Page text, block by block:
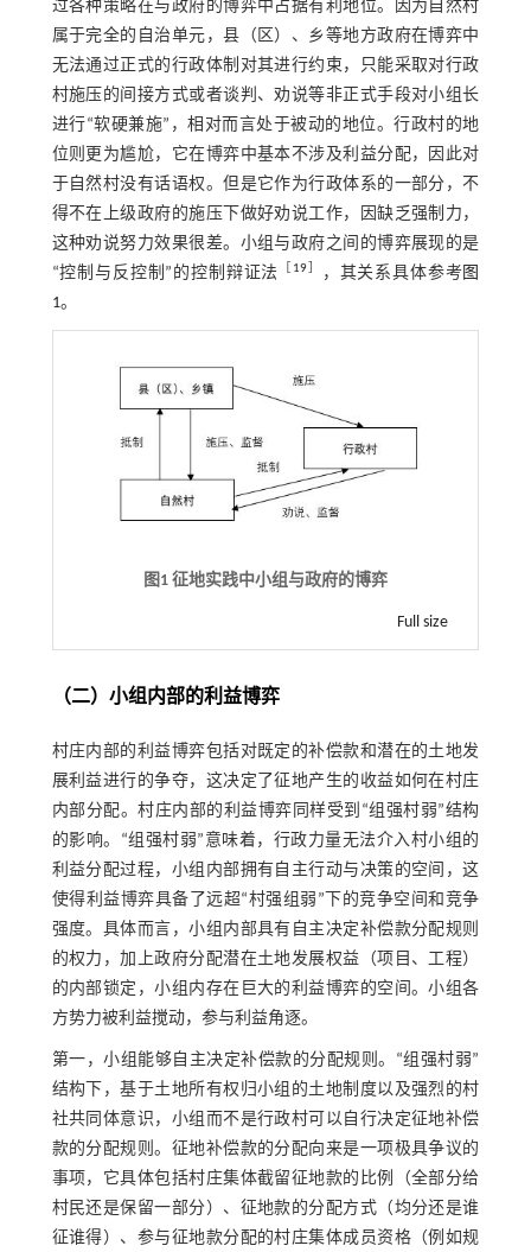
过各种策略在与政府的博弈中占据有利地位。因为自然村
属于完全的自治单元，县（区）、乡等地方政府在博弈中
无法通过正式的行政体制对其进行约束，只能采取对行政
村施压的间接方式或者谈判、劝说等非正式手段对小组长
进行“软硬兼施”，相对而言处于被动的地位。行政村的地
位则更为尴尬，它在博弈中基本不涉及利益分配，因此对
于自然村没有话语权。但是它作为行政体系的一部分，不
得不在上级政府的施压下做好劝说工作，因缺乏强制力，
这种劝说努力效果很差。小组与政府之间的博弈展现的是
“控制与反控制”的控制辩证法
19 ，其关系具体参考图
1。
图1 征地实践中小组与政府的博弈
Full size
（二）小组内部的利益博弈
村庄内部的利益博弈包括对既定的补偿款和潜在的土地发
展利益进行的争夺，这决定了征地产生的收益如何在村庄
内部分配。村庄内部的利益博弈同样受到“组强村弱”结构
的影响。“组强村弱”意味着，行政力量无法介入村小组的
利益分配过程，小组内部拥有自主行动与决策的空间，这
使得利益博弈具备了远超“村强组弱”下的竞争空间和竞争
强度。具体而言，小组内部具有自主决定补偿款分配规则
的权力，加上政府分配潜在土地发展权益（项目、工程）
的内部锁定，小组内存在巨大的利益博弈的空间。小组各
方势力被利益搅动，参与利益角逐。
第一，小组能够自主决定补偿款的分配规则。“组强村弱”
结构下，基于土地所有权归小组的土地制度以及强烈的村
社共同体意识，小组而不是行政村可以自行决定征地补偿
款的分配规则。征地补偿款的分配向来是一项极具争议的
事项，它具体包括村庄集体截留征地款的比例（全部分给
村民还是保留一部分）、征地款的分配方式（均分还是谁
征谁得）、参与征地款分配的村庄集体成员资格（例如规